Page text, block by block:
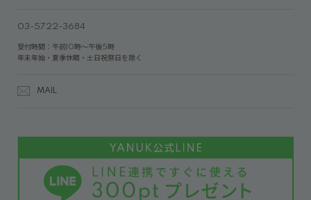
03-5722-3684
受付時間：午前10時～午後5時
年末年始・夏季休暇・土日祝祭日を除く
MAIL